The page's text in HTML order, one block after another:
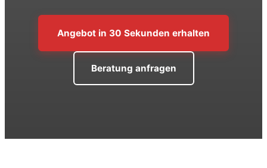
Angebot in 30 Sekunden erhalten
Beratung anfragen